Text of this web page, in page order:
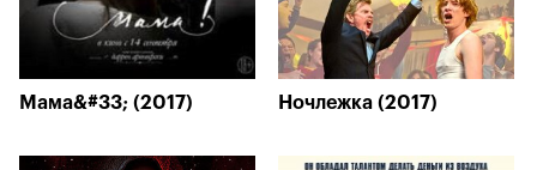
Мама&#33; (2017) Ночлежка (2017)